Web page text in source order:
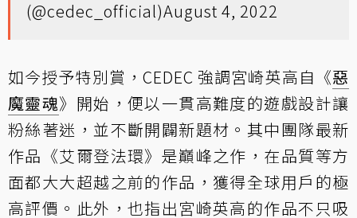
(@cedec_official)August 4, 2022
如今授予特別賞，CEDEC 強調宮崎英高自《惡
魔靈魂》開始，便以一貫高難度的遊戲設計讓
粉絲著迷，並不斷開闢新題材。其中團隊最新
作品《艾爾登法環》是巔峰之作，在品質等方
面都大大超越之前的作品，獲得全球用戶的極
高評價。此外，也指出宮崎英高的作品不只吸